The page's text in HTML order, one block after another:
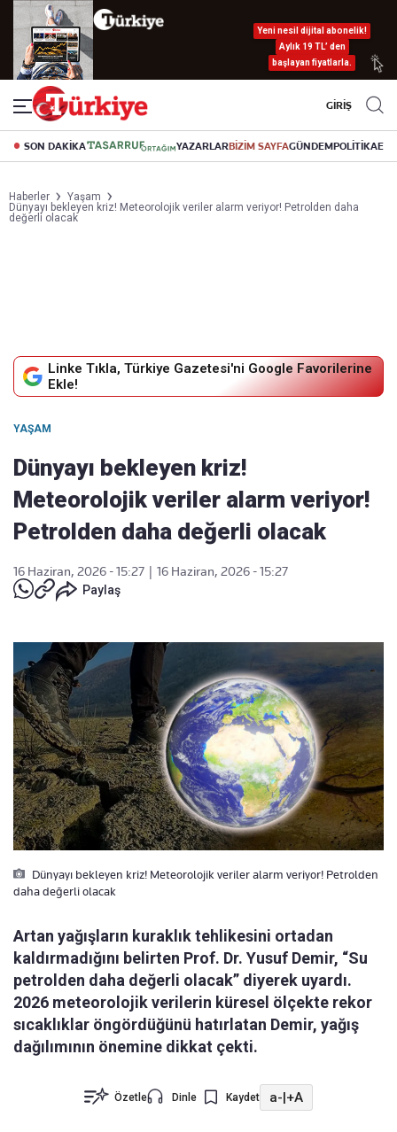
Yeni nesil dijital abonelik!
Aylık 19 TL’ den
başlayan fiyatlarla.
GİRİŞ
SON DAKİKA YAZARLARBİZİM SAYFAGÜNDEMPOLİTİKA
Haberler
Yaşam
Dünyayı bekleyen kriz! Meteorolojik veriler alarm veriyor! Petrolden daha
değerli olacak
Linke Tıkla, Türkiye Gazetesi'ni Google Favorilerine
Ekle!
YAŞAM
Dünyayı bekleyen kriz!
Meteorolojik veriler alarm veriyor!
Petrolden daha değerli olacak
16 Haziran, 2026 - 15:27
16 Haziran, 2026 - 15:27
Paylaş
Dünyayı bekleyen kriz! Meteorolojik veriler alarm veriyor! Petrolden
daha değerli olacak
Artan yağışların kuraklık tehlikesini ortadan
kaldırmadığını belirten Prof. Dr. Yusuf Demir, “Su
petrolden daha değerli olacak” diyerek uyardı.
2026 meteorolojik verilerin küresel ölçekte rekor
sıcaklıklar öngördüğünü hatırlatan Demir, yağış
dağılımının önemine dikkat çekti.
Özetle Dinle Kaydet a-|+A